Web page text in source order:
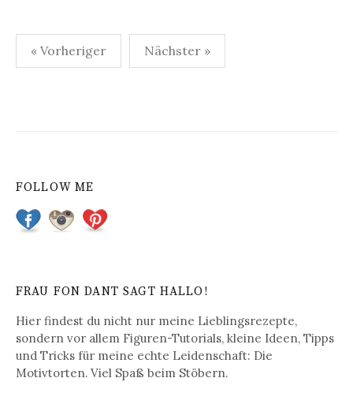
r
a
s
N
a
« Vorheriger Nächster »
FOLLOW ME
FRAU FON DANT SAGT HALLO!
Hier findest du nicht nur meine Lieblingsrezepte,
sondern vor allem Figuren-Tutorials, kleine Ideen, Tipps
und Tricks für meine echte Leidenschaft: Die
Motivtorten. Viel Spaß beim Stöbern.